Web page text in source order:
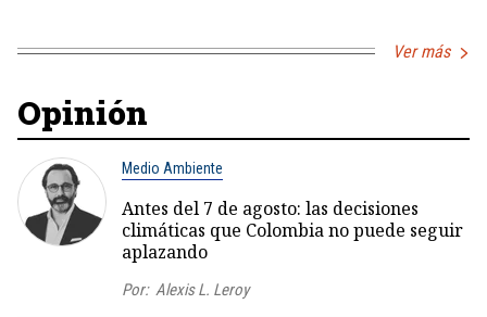
Ver más
Opinión
Medio Ambiente
Antes del 7 de agosto: las decisiones
climáticas que Colombia no puede seguir
aplazando
Por: Alexis L. Leroy